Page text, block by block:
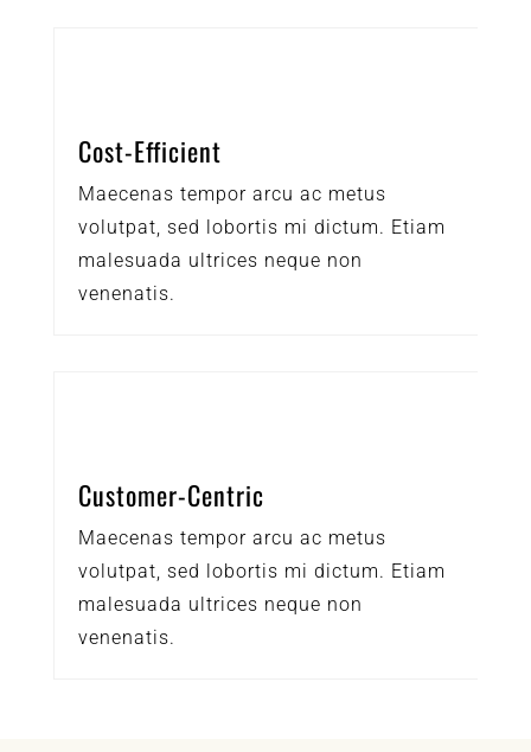
Cost-Efficient
Maecenas tempor arcu ac metus
volutpat, sed lobortis mi dictum. Etiam
malesuada ultrices neque non
venenatis.
Customer-Centric
Maecenas tempor arcu ac metus
volutpat, sed lobortis mi dictum. Etiam
malesuada ultrices neque non
venenatis.